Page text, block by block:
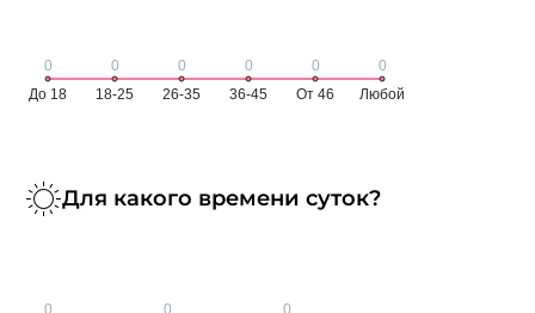
Для какого времени суток?